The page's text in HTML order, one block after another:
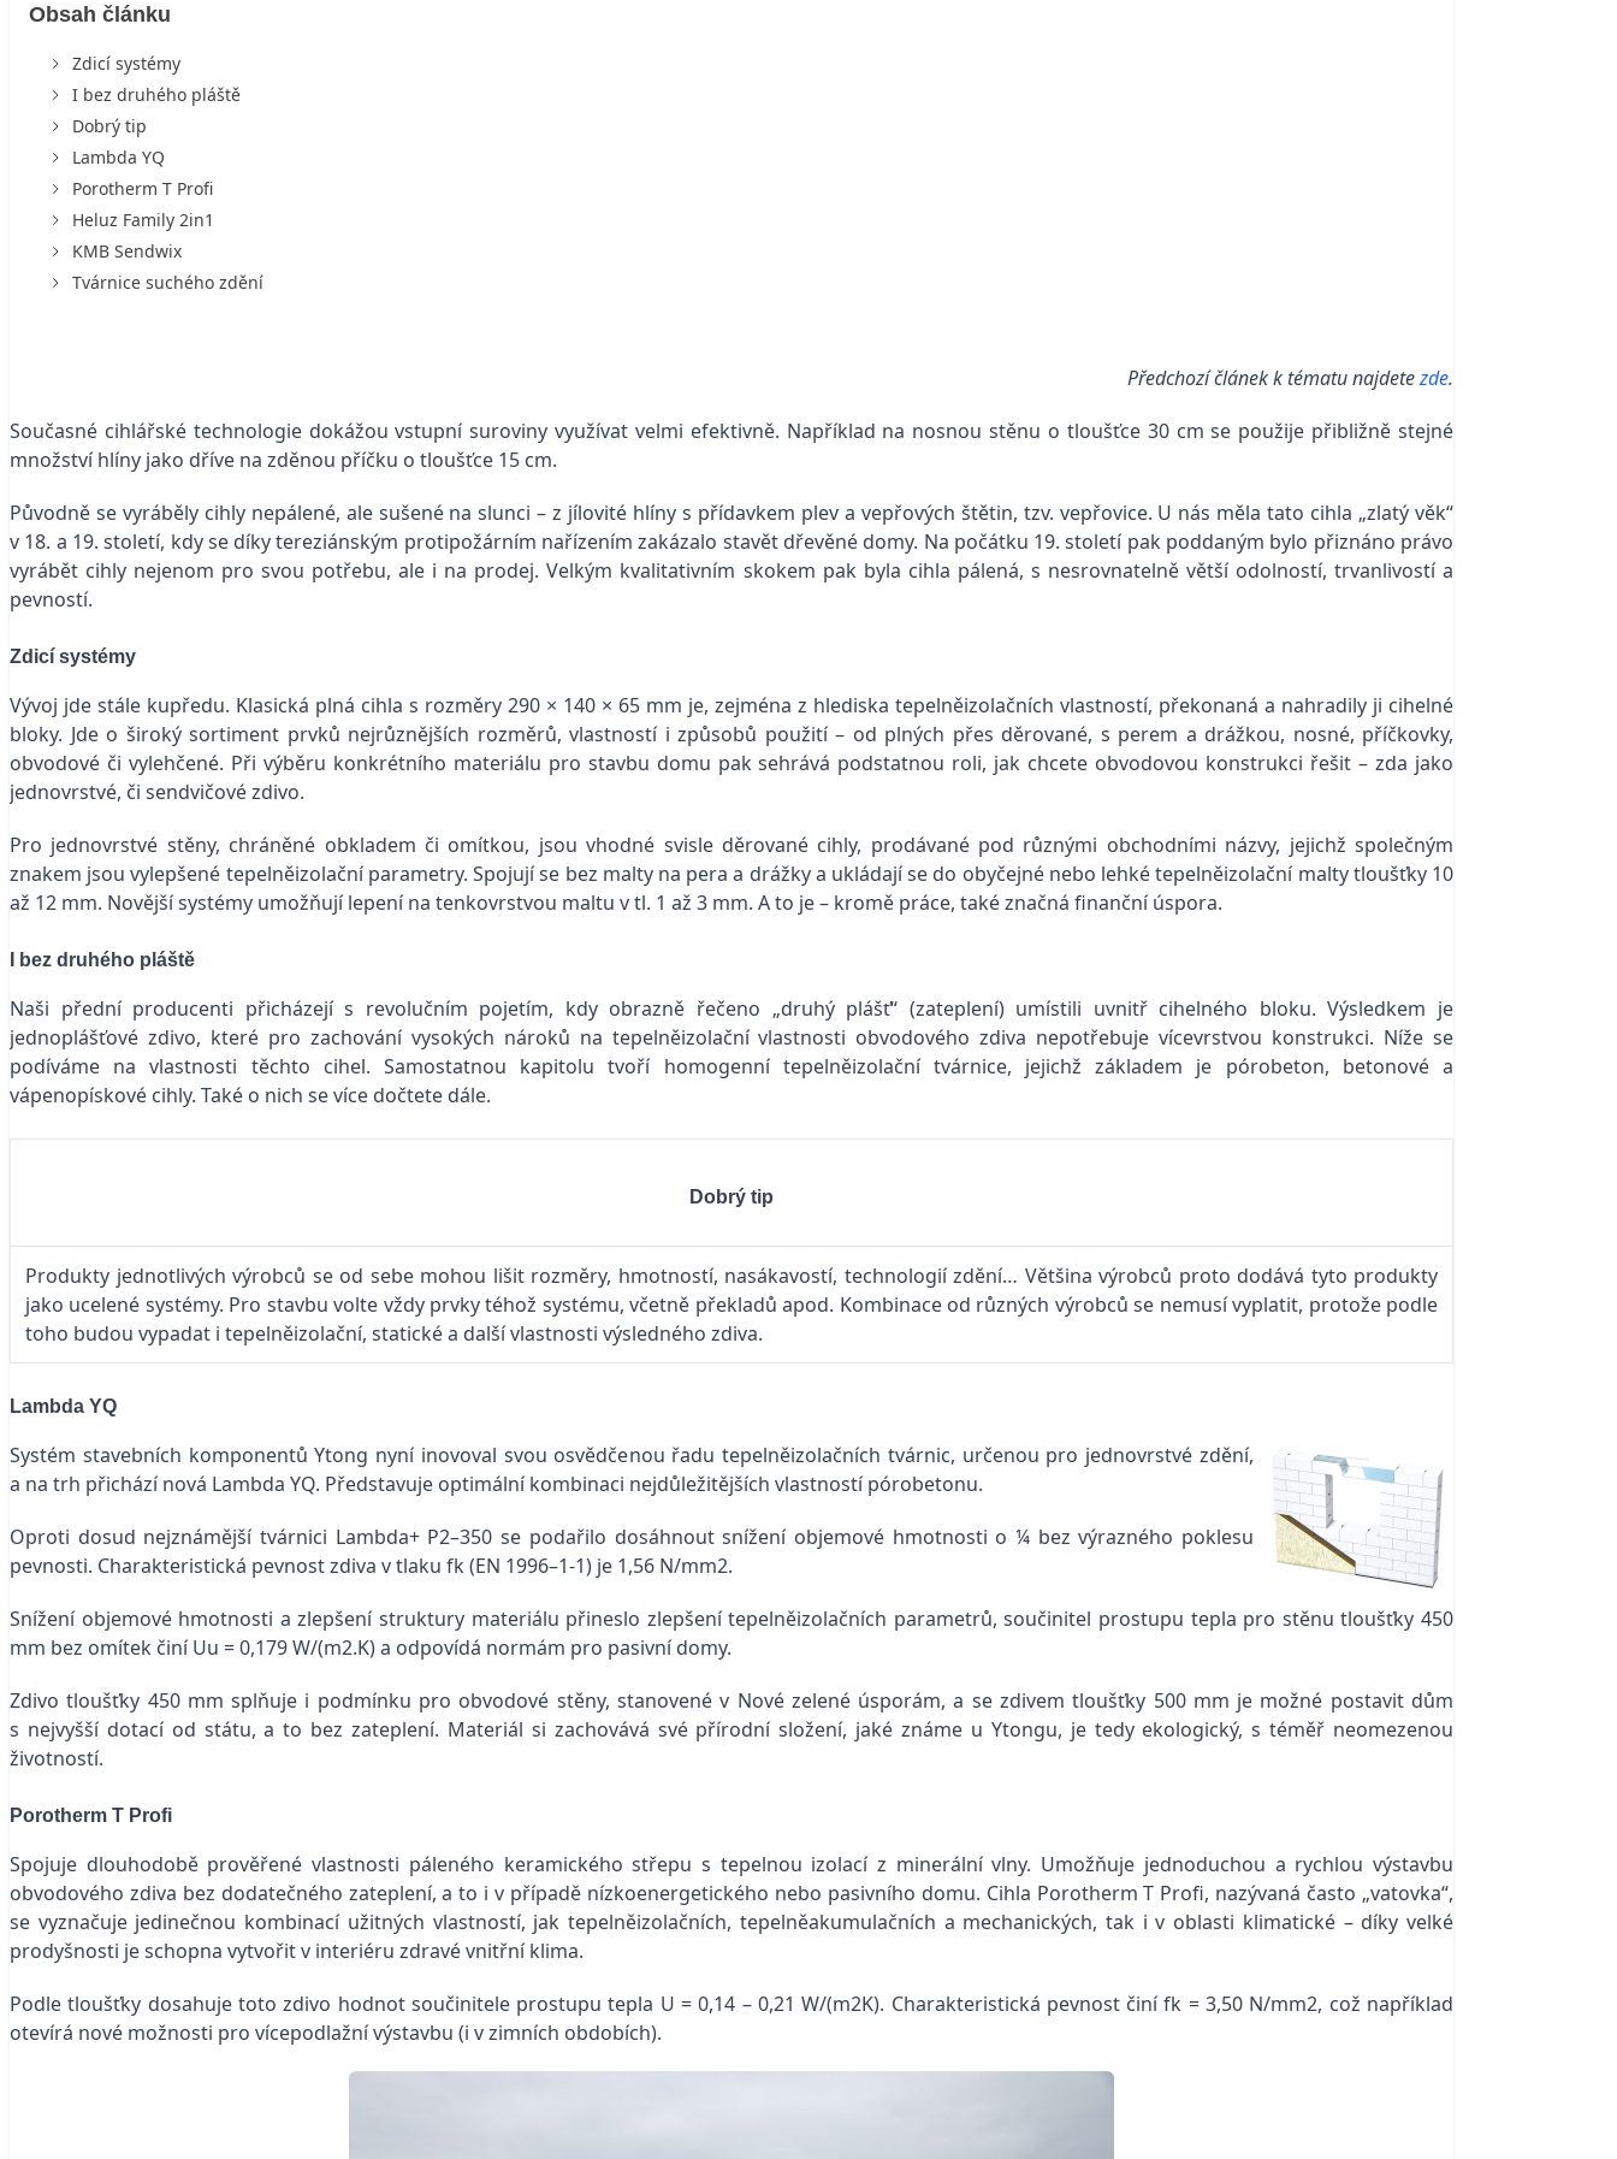
Obsah článku
Zdicí systémy
I bez druhého pláště
Dobrý tip
Lambda YQ
Porotherm T Profi
Heluz Family 2in1
KMB Sendwix
Tvárnice suchého zdění
Předchozí článek k tématu najdetezde.
Současné cihlářské technologie dokážou vstupní suroviny využívat velmi efektivně. Například na nosnou stěnu o tloušťce 30 cm se použije přibližně stejné
množství hlíny jako dříve na zděnou příčku o tloušťce 15 cm.
Původně se vyráběly cihly nepálené, ale sušené na slunci – z jílovité hlíny s přídavkem plev a vepřových štětin, tzv. vepřovice. U nás měla tato cihla „zlatý věk“
v 18. a 19. století, kdy se díky tereziánským protipožárním nařízením zakázalo stavět dřevěné domy. Na počátku 19. století pak poddaným bylo přiznáno právo
vyrábět cihly nejenom pro svou potřebu, ale i na prodej. Velkým kvalitativním skokem pak byla cihla pálená, s nesrovnatelně větší odolností, trvanlivostí a
pevností.
Zdicí systémy
Vývoj jde stále kupředu. Klasická plná cihla s rozměry 290 × 140 × 65 mm je, zejména z hlediska tepelněizolačních vlastností, překonaná a nahradily ji cihelné
bloky. Jde o široký sortiment prvků nejrůznějších rozměrů, vlastností i způsobů použití – od plných přes děrované, s perem a drážkou, nosné, příčkovky,
obvodové či vylehčené. Při výběru konkrétního materiálu pro stavbu domu pak sehrává podstatnou roli, jak chcete obvodovou konstrukci řešit – zda jako
jednovrstvé, či sendvičové zdivo.
Pro jednovrstvé stěny, chráněné obkladem či omítkou, jsou vhodné svisle děrované cihly, prodávané pod různými obchodními názvy, jejichž společným
znakem jsou vylepšené tepelněizolační parametry. Spojují se bez malty na pera a drážky a ukládají se do obyčejné nebo lehké tepelněizolační malty tloušťky 10
až 12 mm. Novější systémy umožňují lepení na tenkovrstvou maltu v tl. 1 až 3 mm. A to je – kromě práce, také značná finanční úspora.
I bez druhého pláště
Naši přední producenti přicházejí s revolučním pojetím, kdy obrazně řečeno „druhý plášť“ (zateplení) umístili uvnitř cihelného bloku. Výsledkem je
jednoplášťové zdivo, které pro zachování vysokých nároků na tepelněizolační vlastnosti obvodového zdiva nepotřebuje vícevrstvou konstrukci. Níže se
podíváme na vlastnosti těchto cihel. Samostatnou kapitolu tvoří homogenní tepelněizolační tvárnice, jejichž základem je pórobeton, betonové a
vápenopískové cihly. Také o nich se více dočtete dále.
Dobrý tip
Produkty jednotlivých výrobců se od sebe mohou lišit rozměry, hmotností, nasákavostí, technologií zdění… Většina výrobců proto dodává tyto produkty
jako ucelené systémy. Pro stavbu volte vždy prvky téhož systému, včetně překladů apod. Kombinace od různých výrobců se nemusí vyplatit, protože podle
toho budou vypadat i tepelněizolační, statické a další vlastnosti výsledného zdiva.
Lambda YQ
Systém stavebních komponentů Ytong nyní inovoval svou osvědčenou řadu tepelněizolačních tvárnic, určenou pro jednovrstvé zdění,
a na trh přichází nová Lambda YQ. Představuje optimální kombinaci nejdůležitějších vlastností pórobetonu.
Oproti dosud nejznámější tvárnici Lambda+ P2–350 se podařilo dosáhnout snížení objemové hmotnosti o ¼ bez výrazného poklesu
pevnosti. Charakteristická pevnost zdiva v tlaku fk (EN 1996–1-1) je 1,56 N/mm2.
Snížení objemové hmotnosti a zlepšení struktury materiálu přineslo zlepšení tepelněizolačních parametrů, součinitel prostupu tepla pro stěnu tloušťky 450
mm bez omítek činí Uu = 0,179 W/(m2.K) a odpovídá normám pro pasivní domy.
Zdivo tloušťky 450 mm splňuje i podmínku pro obvodové stěny, stanovené v Nové zelené úsporám, a se zdivem tloušťky 500 mm je možné postavit dům
s nejvyšší dotací od státu, a to bez zateplení. Materiál si zachovává své přírodní složení, jaké známe u Ytongu, je tedy ekologický, s téměř neomezenou
životností.
Porotherm T Profi
Spojuje dlouhodobě prověřené vlastnosti páleného keramického střepu s tepelnou izolací z minerální vlny. Umožňuje jednoduchou a rychlou výstavbu
obvodového zdiva bez dodatečného zateplení, a to i v případě nízkoenergetického nebo pasivního domu. Cihla Porotherm T Profi, nazývaná často „vatovka“,
se vyznačuje jedinečnou kombinací užitných vlastností, jak tepelněizolačních, tepelněakumulačních a mechanických, tak i v oblasti klimatické – díky velké
prodyšnosti je schopna vytvořit v interiéru zdravé vnitřní klima.
Podle tloušťky dosahuje toto zdivo hodnot součinitele prostupu tepla U = 0,14 – 0,21 W/(m2K). Charakteristická pevnost činí fk = 3,50 N/mm2, což například
otevírá nové možnosti pro vícepodlažní výstavbu (i v zimních obdobích).